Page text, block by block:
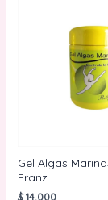
Gel Algas
Franz
$14.000